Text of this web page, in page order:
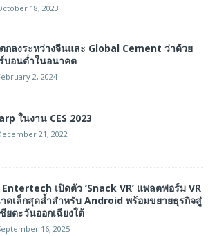
18, 2023
กลงระหว่างจีนและ Global Cement ว่าด้วย
บอนต่ำในอนาคต
2, 2024
ในงาน CES 2023
21, 2022
Entertech เปิดตัว ‘Snack VR’ แพลตฟอร์ม VR
ดเล็กสุดล้ำสำหรับ Android พร้อมขยายธุรกิจสู่
ชียตะวันออกเฉียงใต้
16, 2025